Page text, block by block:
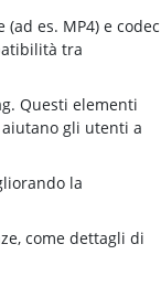
es. MP4) e codec
tra
Questi elementi
gli utenti a
la
come dettagli di